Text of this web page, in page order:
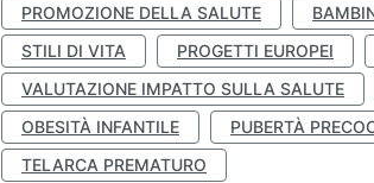
PROMOZIONE DELLA SALUTE
STILI DI VITA
PROGETTI EUROPEI
VALUTAZIONE IMPATTO SULLA SALUTE
OBESITÀ INFANTILE
PUBERTÀ
TELARCA PREMATURO